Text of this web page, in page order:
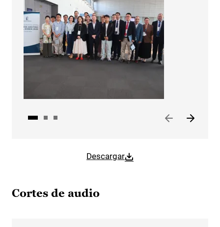
Descargar
Cortes de audio